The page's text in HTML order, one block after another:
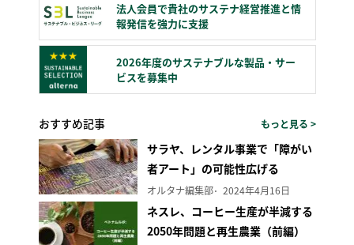
法人会員で貴社のサステナ経営推進と情
報発信を強力に支援
2026年度のサステナブルな製品・サー
ビスを募集中
おすすめ記事 もっと見る >
サラヤ、レンタル事業で「障がい
者アート」の可能性広げる
オルタナ編集部 2024年4月16日
ネスレ、コーヒー生産が半減する
2050年問題と再生農業（前編）